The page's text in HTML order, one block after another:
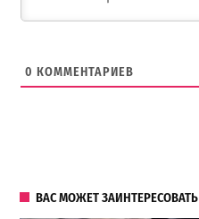
0 КОММЕНТАРИЕВ
ВАС МОЖЕТ ЗАИНТЕРЕСОВАТЬ